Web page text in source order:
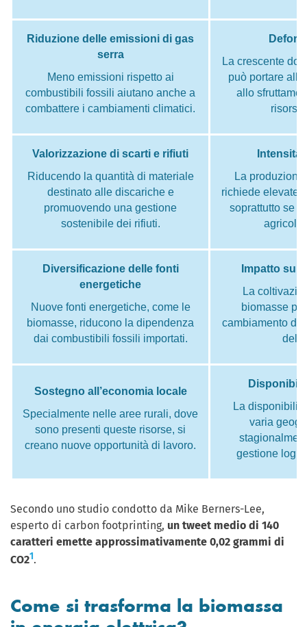
Riduzione delle emissioni di gas
serra
Meno emissioni rispetto ai
combustibili fossili aiutano anche a
combattere i cambiamenti climatici.
La crescente
può portare
allo
risorse
Valorizzazione di scarti e rifiuti
Riducendo la quantità di materiale
destinato alle discariche e
promuovendo una gestione
sostenibile dei rifiuti.
Intensità
La
richiede elevate
soprattutto se
agricole
Diversificazione delle fonti
energetiche
Nuove fonti energetiche, come le
biomasse, riducono la dipendenza
dai combustibili fossili importati.
Impatto
La
biomasse
cambiamento di
Sostegno all’economia locale
Specialmente nelle aree rurali, dove
sono presenti queste risorse, si
creano nuove opportunità di lavoro.
La
varia
gestione
Secondo uno studio condotto da Mike Berners-Lee,
esperto di carbon footprinting, un tweet medio di 140
caratteri emette approssimativamente 0,02 grammi di
CO21.
Come si trasforma la biomassa